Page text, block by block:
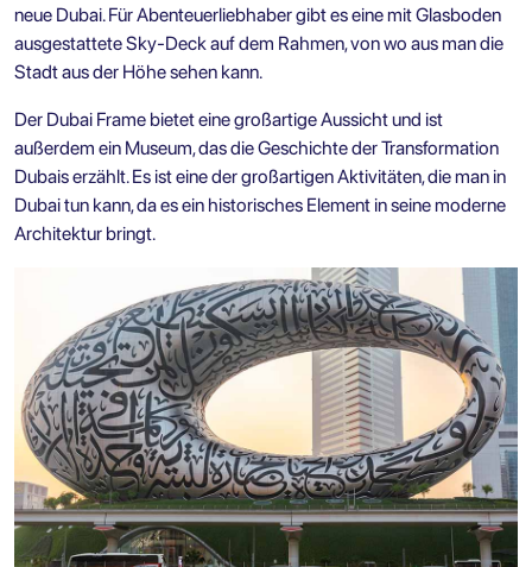
neue Dubai. Für Abenteuerliebhaber gibt es eine mit Glasboden
ausgestattete Sky-Deck auf dem Rahmen, von wo aus man die
Stadt aus der Höhe sehen kann.
Der Dubai Frame bietet eine großartige Aussicht und ist
außerdem ein Museum, das die Geschichte der Transformation
Dubais erzählt. Es ist eine der großartigen Aktivitäten, die man in
Dubai tun kann, da es ein historisches Element in seine moderne
Architektur bringt.